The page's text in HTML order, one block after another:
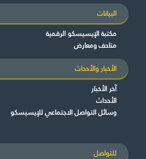
البيانات
مكتبة الإيسيسكو الرقمية
متاحف ومعارض
الأخبار والأحداث
آخر الأخبار
الأحداث
وسائل التواصل الاجتماعي للإيسيسكو
للتواصل